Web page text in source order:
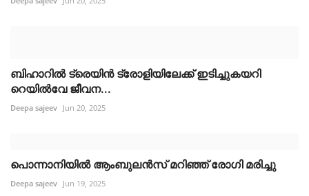
ബിഹാറിൽ ട്രെയിൻ ട്രോളിയിലേക്ക് ഇടിച്ചുകയറി
റെയിൽവേ ജീവന...
Deepa sajeev Jun 20, 2025
പൊന്നാനിയിൽ ആംബുലൻസ് മറിഞ്ഞ് രോഗി മരിച്ചു
Deepa sajeev Jun 19, 2025